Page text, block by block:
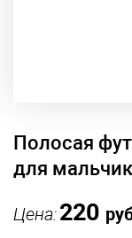
Полосая
для
Цена:220